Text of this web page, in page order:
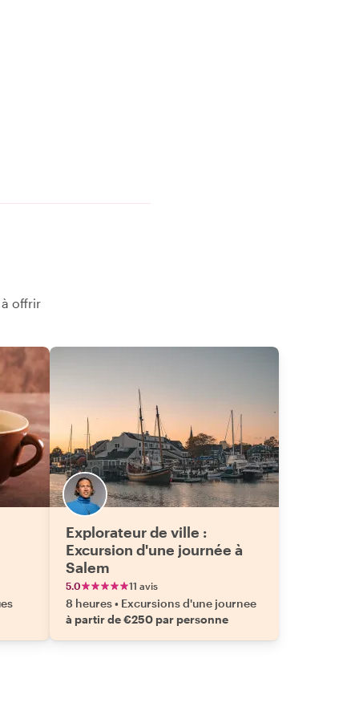
offrir
Explorateur de ville :
Excursion d'une journée à
Salem
5.0 11 avis
8 heures• Excursions d'une journee
à partir de €250 par personne